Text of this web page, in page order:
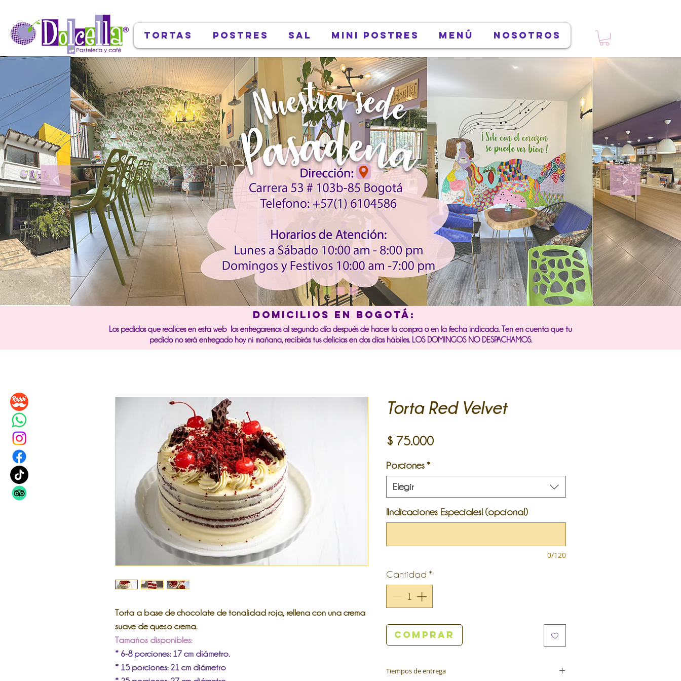
Tortas Postres Sal Mini Postres Menú Nosotros
Torta a base de chocolate de tonalidad roja, rellena con una crema
suave de queso crema.
Tamaños disponibles:
* 6-8 porciones: 17 cm diámetro.
* 15 porciones: 21 cm diámetro
Torta Red Velvet
$ 75.000Precio
Porciones *
Elegir
¡Indicaciones Especiales! (opcional)
0/120
Cantidad *
Comprar
Tiempos de entrega
DOMICILIOS EN BOGOTÁ:
Los pedidos que realices en esta web los entregaremos al segundo día después de hacer la compra o en la fecha indicada. Ten en cuenta que tu
pedido no será entregado hoy ni mañana, recibirás tus delicias en dos días hábiles. LOS DOMINGOS NO DESPACHAMOS.